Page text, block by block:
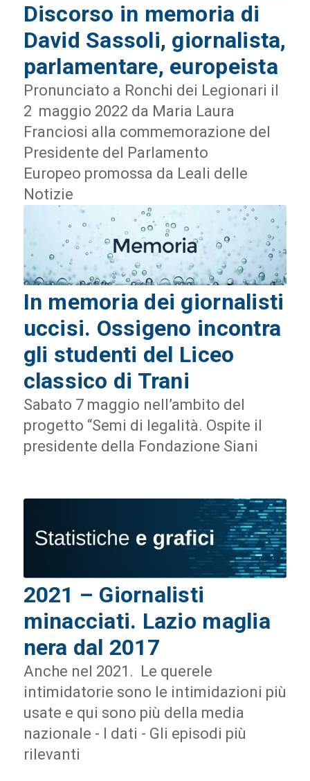
Discorso in memoria di
David Sassoli, giornalista,
parlamentare, europeista
Pronunciato a Ronchi dei Legionari il
2 maggio 2022 da Maria Laura
Franciosi alla commemorazione del
Presidente del Parlamento
Europeo promossa da Leali delle
Notizie
In memoria dei giornalisti
uccisi. Ossigeno incontra
gli studenti del Liceo
classico di Trani
Sabato 7 maggio nell’ambito del
progetto “Semi di legalità. Ospite il
presidente della Fondazione Siani
2021 – Giornalisti
minacciati. Lazio maglia
nera dal 2017
Anche nel 2021. Le querele
intimidatorie sono le intimidazioni più
usate e qui sono più della media
nazionale - I dati - Gli episodi più
rilevanti